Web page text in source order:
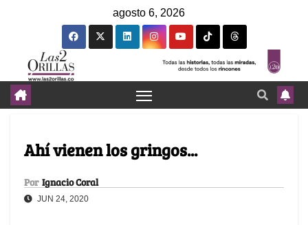
agosto 6, 2026
Ahí vienen los gringos...
Por Ignacio Coral
JUN 24, 2020